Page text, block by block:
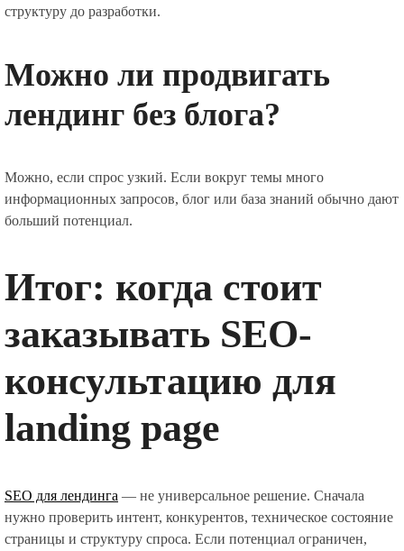
структуру до разработки.
Можно ли продвигать
лендинг без блога?
Можно, если спрос узкий. Если вокруг темы много
информационных запросов, блог или база знаний обычно дают
больший потенциал.
Итог: когда стоит
заказывать SEO-
консультацию для
landing page
SEO для лендинга — не универсальное решение. Сначала
нужно проверить интент, конкурентов, техническое состояние
страницы и структуру спроса. Если потенциал ограничен,